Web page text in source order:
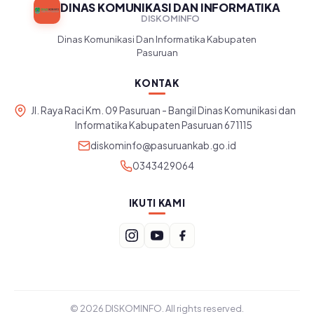
DINAS KOMUNIKASI DAN INFORMATIKA
DISKOMINFO
Dinas Komunikasi Dan Informatika Kabupaten
Pasuruan
KONTAK
Jl. Raya Raci Km. 09 Pasuruan - Bangil Dinas Komunikasi dan
Informatika Kabupaten Pasuruan 671115
diskominfo@pasuruankab.go.id
0343429064
IKUTI KAMI
© 2026 DISKOMINFO. All rights reserved.